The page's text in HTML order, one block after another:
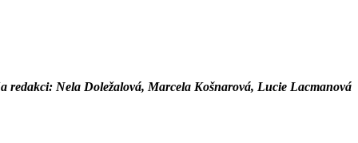
redakci: Nela Doležalová, Marcela Košnarová, Lucie Lacmanová